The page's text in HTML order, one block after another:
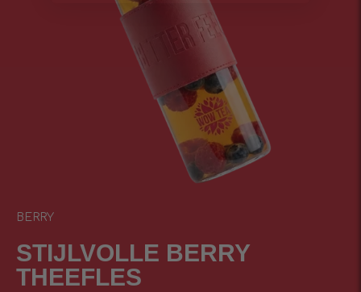
BERRY
STIJLVOLLE BERRY
THEEFLES